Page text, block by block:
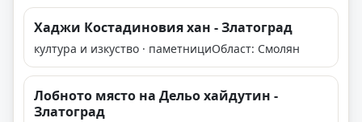
Хаджи Костадиновия хан - Златоград
култура и изкуство · паметнициОбласт: Смолян
Лобното място на Дельо хайдутин -
Златоград